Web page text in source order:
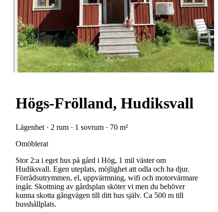
Högs-Frölland, Hudiksvall
Lägenhet · 2 rum · 1 sovrum · 70 m²
Omöblerat
Stor 2:a i eget hus på gård i Hög, 1 mil väster om
Hudiksvall. Egen uteplats, möjlighet att odla och ha djur.
Förrådsutrymmen, el, uppvärmning, wifi och motorvärmare
ingår. Skottning av gårdsplan sköter vi men du behöver
kunna skotta gångvägen till ditt hus själv. Ca 500 m till
busshållplats.